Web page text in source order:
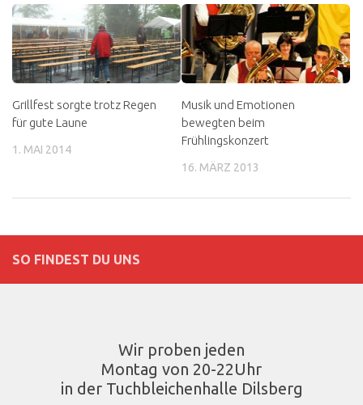
Grillfest sorgte trotz Regen
für gute Laune
1. MAI 2014
Musik und Emotionen
bewegten beim
Frühlingskonzert
16. MÄRZ 2013
SO FINDEST DU UNS
Wir proben jeden
Montag von 20-22Uhr
in der Tuchbleichenhalle Dilsberg